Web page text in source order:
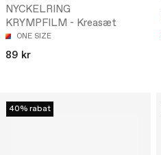
NYCKELRING
KRYMPFILM - Kreasæt
ONE SIZE
89 kr
40% rabat